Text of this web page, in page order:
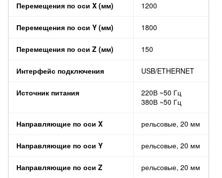
Перемещения по оси X (мм) 1200
Перемещения по оси Y (мм) 1800
Перемещения по оси Z (мм) 150
Интерфейс подключения USB/ETHERNET
Источник питания
220В ~50 Гц
380В ~50 Гц
Направляющие по оси X рельсовые, 20 мм
Направляющие по оси Y рельсовые, 20 мм
Направляющие по оси Z рельсовые, 20 мм